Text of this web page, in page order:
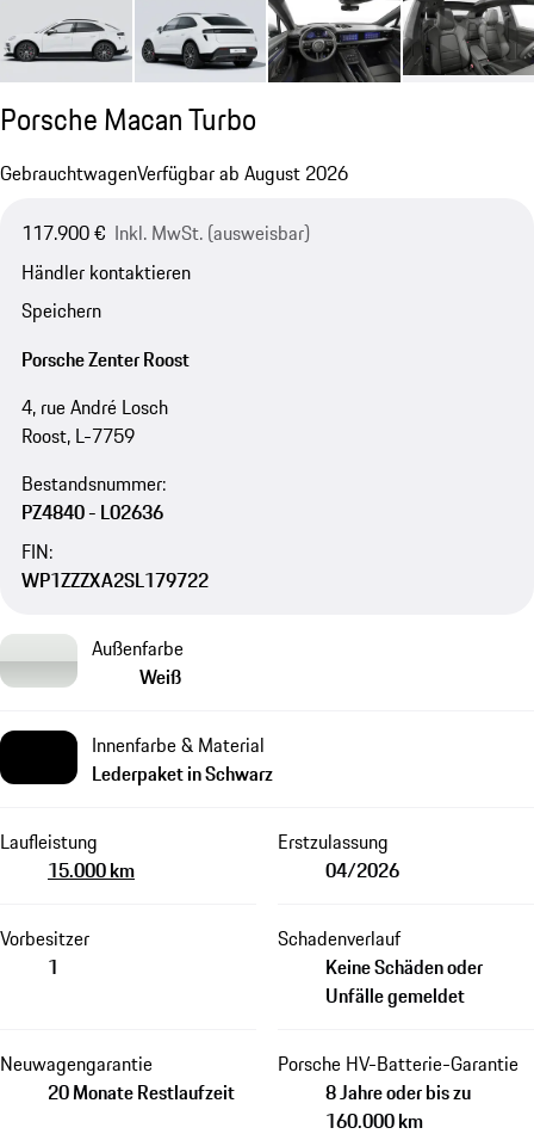
Porsche Macan Turbo
GebrauchtwagenVerfügbar ab August 2026
117.900 € Inkl. MwSt. (ausweisbar)
Händler kontaktieren
Speichern
Porsche Zenter Roost
4, rue André Losch
Roost, L-7759
Bestandsnummer:
PZ4840 - L02636
FIN:
WP1ZZZXA2SL179722
Außenfarbe
Weiß
Innenfarbe & Material
Lederpaket in Schwarz
Laufleistung
15.000 km
Erstzulassung
04/2026
Vorbesitzer
1
Schadenverlauf
Keine Schäden oder
Unfälle gemeldet
Neuwagengarantie
20 Monate Restlaufzeit
Porsche HV-Batterie-Garantie
8 Jahre oder bis zu
160.000 km